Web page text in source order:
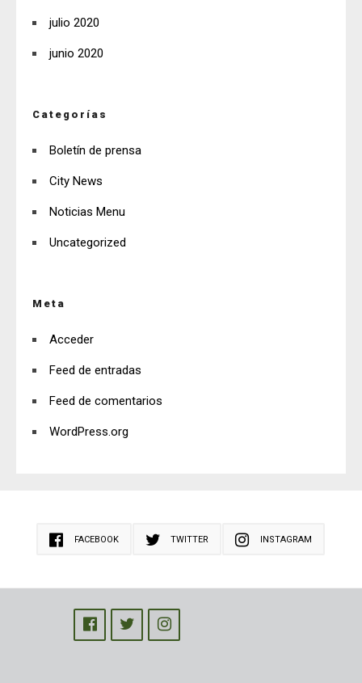
julio 2020
junio 2020
Categorías
Boletín de prensa
City News
Noticias Menu
Uncategorized
Meta
Acceder
Feed de entradas
Feed de comentarios
WordPress.org
FACEBOOK TWITTER INSTAGRAM